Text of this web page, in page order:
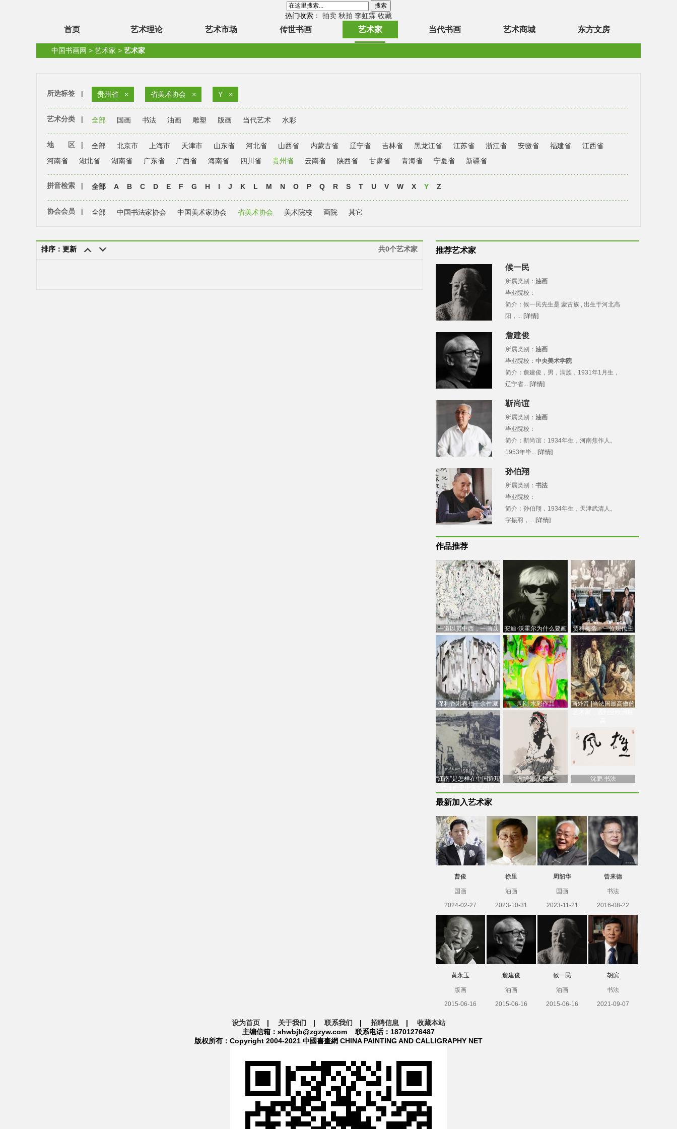
热门收索： 拍卖 秋拍 李虹霖 收藏
首页 艺术理论 艺术市场 传世书画 艺术家 当代书画 艺术商城 东方文房
中国书画网 > 艺术家 > 艺术家
所选标签 | 贵州省 × 省美术协会 × Y ×
艺术分类 | 全部 国画 书法 油画 雕塑 版画 当代艺术 水彩
地 区 | 全部 北京市 上海市 天津市 山东省 河北省 山西省 内蒙古省 辽宁省 吉林省 黑龙江省 江苏省 浙江省 安徽省 福建省
江西省
河南省
湖北省 湖南省 广东省 广西省 海南省 四川省 贵州省 云南省 陕西省 甘肃省 青海省 宁夏省 新疆省
拼音检索 | 全部 A B C D E F G H I J K L M N O P Q R S T U V W X Y Z
协会会员 | 全部 中国书法家协会 中国美术家协会 省美术协会 美术院校 画院 其它
排序：更新 共0个艺术家 推荐艺术家
候一民
所属类别： 油画
毕业院校：
简介：候一民先生是 蒙古族 , 出生于河北高
阳，... [详情]
詹建俊
所属类别： 油画
毕业院校： 中央美术学院
简介：詹建俊，男，满族，1931年1月生，
辽宁省... [详情]
靳尚谊
所属类别： 油画
毕业院校：
简介：靳尚谊：1934年生，河南焦作人。
1953年毕... [详情]
孙伯翔
所属类别： 书法
毕业院校：
简介：孙伯翔，1934年生，天津武清人。
字振羽，... [详情]
作品推荐
一道以贯中西，一画以
通古今：吴冠中的绘画
创
安迪·沃霍尔为什么要画
芭比
贾科梅蒂：一位现代主
义的“当代”艺术家
保利香港春拍千余件藏
品估价逾7亿港元，吴冠
中
周刚 水彩作品
画外音 |当法国最高傲的
“江南”是怎样在中国近现
方增先 人物画 沈鹏 书法
最新加入艺术家
曹俊
国画
2024-02-27
徐里
油画
2023-10-31
周韶华
国画
2023-11-21
曾来德
书法
2016-08-22
黄永玉
版画
2015-06-16
詹建俊
油画
2015-06-16
候一民
油画
2015-06-16
胡滨
书法
2021-09-07
设为首页 | 关于我们 | 联系我们 | 招聘信息 | 收藏本站
主编信箱：shwbjb@zgzyw.com 联系电话：18701276487
版权所有：Copyright 2004-2021 中國書畫網 CHINA PAINTING AND CALLIGRAPHY NET